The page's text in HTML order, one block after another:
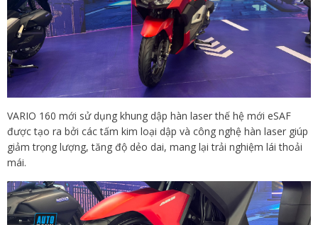
VARIO 160 mới sử dụng khung dập hàn laser thế hệ mới eSAF
được tạo ra bởi các tấm kim loại dập và công nghệ hàn laser giúp
giảm trọng lượng, tăng độ dẻo dai, mang lại trải nghiệm lái thoải
mái.